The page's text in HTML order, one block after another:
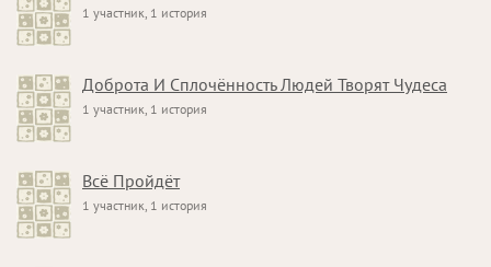
1 участник, 1 история
Доброта И Сплочённость Людей Творят Чудеса
1 участник, 1 история
Всё Пройдёт
1 участник, 1 история